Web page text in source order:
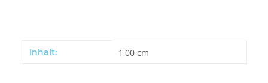
Produkteigenschaft
Wert
Inhalt: 1,00 cm